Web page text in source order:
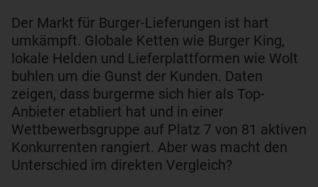
Der Markt für Burger-Lieferungen ist hart
umkämpft. Globale Ketten wie Burger King,
lokale Helden und Lieferplattformen wie Wolt
buhlen um die Gunst der Kunden. Daten
zeigen, dass burgerme sich hier als Top-
Anbieter etabliert hat und in einer
Wettbewerbsgruppe auf Platz 7 von 81 aktiven
Konkurrenten rangiert. Aber was macht den
Unterschied im direkten Vergleich?